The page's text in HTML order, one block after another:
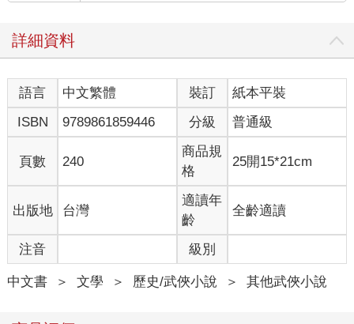
詳細資料
語言 中文繁體 裝訂
紙本平裝
ISBN
9789861859446 分級 普通級
頁數 240
商品規
格
25開15*21cm
出版地 台灣
適讀年
齡
全齡適讀
注音 級別
中文書 ＞ 文學 ＞ 歷史/武俠小說 ＞ 其他武俠小說